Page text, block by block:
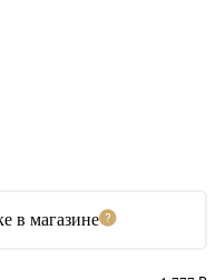
в магазине